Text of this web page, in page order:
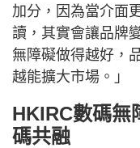
加分，因為當介面
讀，其實會讓品牌
無障礙做得越好，
越能擴大市場。」
HKIRC數碼無
碼共融